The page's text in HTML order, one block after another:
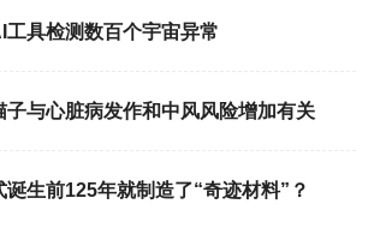
工具检测数百个宇宙异常
子与心脏病发作和中风风险增加有关
生前125年就制造了“奇迹材料”？